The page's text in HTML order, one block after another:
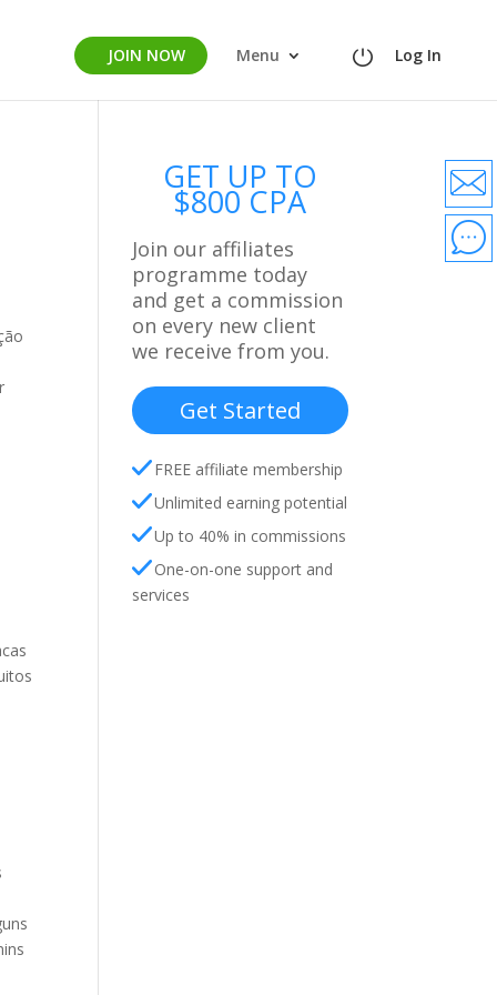
JOIN NOW Menu Log In
GET UP TO
$800 CPA
Join our affiliates
programme today
and get a commission
on every new client
we receive from you.
Get Started
FREE affiliate membership
Unlimited earning potential
Up to 40% in commissions
One-on-one support and
services